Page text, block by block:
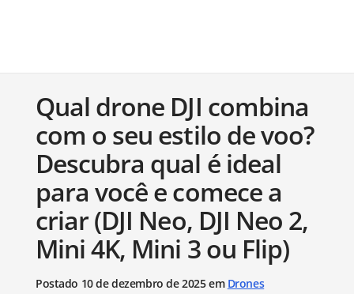
Qual drone DJI combina
com o seu estilo de voo?
Descubra qual é ideal
para você e comece a
criar (DJI Neo, DJI Neo 2,
Mini 4K, Mini 3 ou Flip)
Postado 10 de dezembro de 2025 em Drones